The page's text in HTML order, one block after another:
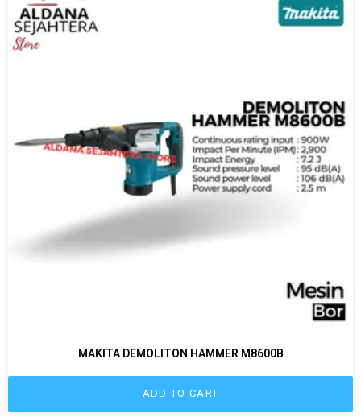
MAKITA DEMOLITON HAMMER M8600B
ADD TO CART